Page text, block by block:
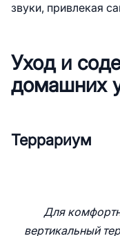
звуки, привлекая
Уход и
домашних
Террариум
Для
вертикальный